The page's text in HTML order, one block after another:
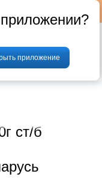
Мясо Птица
ст/б
приложение